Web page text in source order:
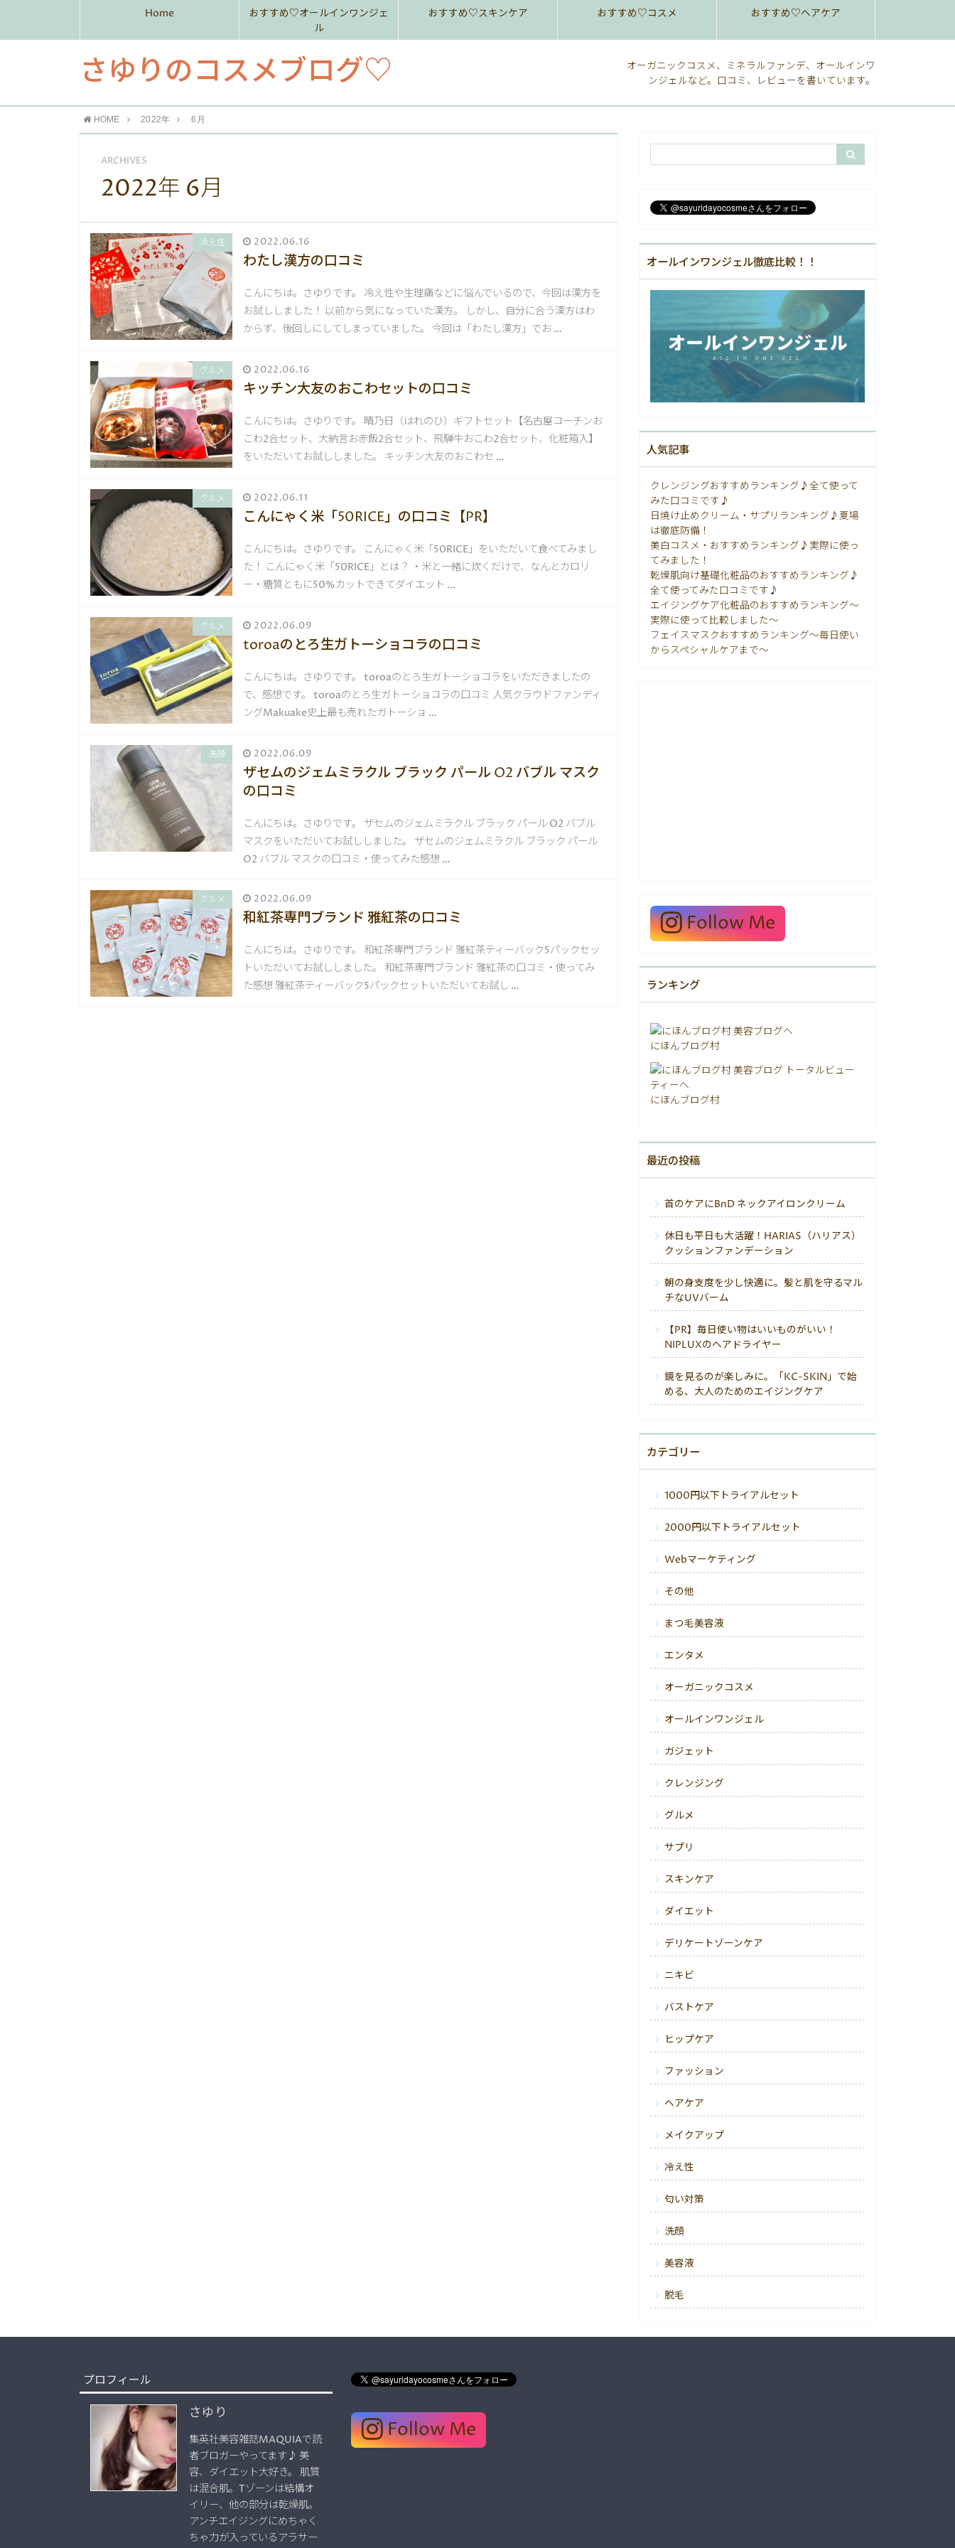
Home
おすすめ♡オールインワンジェ
ル
おすすめ♡スキンケア おすすめ♡コスメ おすすめ♡ヘアケア
さゆりのコスメブログ♡
オーガニックコスメ、ミネラルファンデ、オールインワ
ンジェルなど。口コミ、レビューを書いています。
HOME 2022年 6月
ARCHIVES
2022年 6月
冷え性 2022.06.16
わたし漢方の口コミ
こんにちは。さゆりです。 冷え性や生理痛などに悩んでいるので、今回は漢方を
お試ししました！ 以前から気になっていた漢方。 しかし、自分に合う漢方はわ
からず、後回しにしてしまっていました。 今回は「わたし漢方」でお …
グルメ 2022.06.16
キッチン大友のおこわセットの口コミ
こんにちは。さゆりです。 晴乃日（はれのひ）ギフトセット【名古屋コーチンお
こわ2合セット、大納言お赤飯2合セット、飛騨牛おこわ2合セット、化粧箱入】
をいただいてお試ししました。 キッチン大友のおこわセ …
グルメ 2022.06.11
こんにゃく米「50RICE」の口コミ【PR】
こんにちは。さゆりです。 こんにゃく米「50RICE」をいただいて食べてみまし
た！ こんにゃく米「50RICE」とは？ ・米と一緒に炊くだけで、なんとカロリ
ー・糖質ともに50%カットできてダイエット …
グルメ 2022.06.09
toroaのとろ生ガトーショコラの口コミ
こんにちは。さゆりです。 toroaのとろ生ガトーショコラをいただきましたの
で、感想です。 toroaのとろ生ガトーショコラの口コミ 人気クラウドファンディ
ングMakuake史上最も売れたガトーショ …
洗顔 2022.06.09
ザセムのジェムミラクル ブラック パール O2 バブル マスク
の口コミ
こんにちは。さゆりです。 ザセムのジェムミラクル ブラック パール O2 バブル
マスクをいただいてお試ししました。 ザセムのジェムミラクル ブラック パール
O2 バブル マスクの口コミ・使ってみた感想 …
グルメ 2022.06.09
和紅茶専門ブランド 雅紅茶の口コミ
こんにちは。さゆりです。 和紅茶専門ブランド 雅紅茶ティーバック5パックセッ
トいただいてお試ししました。 和紅茶専門ブランド 雅紅茶の口コミ・使ってみ
た感想 雅紅茶ティーバック5パックセットいただいてお試し …
オールインワンジェル徹底比較！！
人気記事
クレンジングおすすめランキング♪全て使って
みた口コミです♪
日焼け止めクリーム・サプリランキング♪夏場
は徹底防備！
美白コスメ・おすすめランキング♪実際に使っ
てみました！
乾燥肌向け基礎化粧品のおすすめランキング♪
全て使ってみた口コミです♪
エイジングケア化粧品のおすすめランキング〜
実際に使って比較しました〜
フェイスマスクおすすめランキング〜毎日使い
からスペシャルケアまで〜
Follow Me
ランキング
にほんブログ村
にほんブログ村
最近の投稿
首のケアにBnD ネックアイロンクリーム
休日も平日も大活躍！HARIAS（ハリアス）
クッションファンデーション
朝の身支度を少し快適に。髪と肌を守るマル
チなUVバーム
【PR】毎日使い物はいいものがいい！
NIPLUXのヘアドライヤー
鏡を見るのが楽しみに。「KC-SKIN」で始
める、大人のためのエイジングケア
カテゴリー
1000円以下トライアルセット
2000円以下トライアルセット
Webマーケティング
その他
まつ毛美容液
エンタメ
オーガニックコスメ
オールインワンジェル
ガジェット
クレンジング
グルメ
サプリ
スキンケア
ダイエット
デリケートゾーンケア
ニキビ
バストケア
ヒップケア
ファッション
ヘアケア
メイクアップ
冷え性
匂い対策
洗顔
美容液
脱毛
プロフィール
さゆり
集英社美容雑誌MAQUIAで読
者ブロガーやってます♪ 美
容、ダイエット大好き。 肌質
は混合肌。Tゾーンは結構オ
イリー、他の部分は乾燥肌。
アンチエイジングにめちゃく
ちゃ力が入っているアラサー
Follow Me